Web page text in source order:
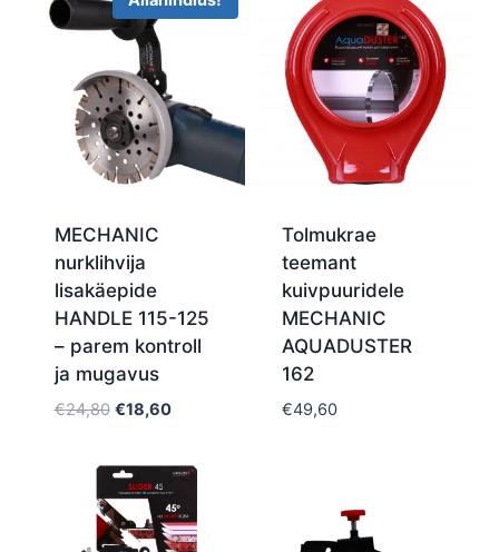
MECHANIC
nurklihvija
lisakäepide
HANDLE 115-125
– parem kontroll
ja mugavus
€24,80 Algne
€24,80.
€18,60Current
Tolmukrae
teemant
kuivpuuridele
MECHANIC
AQUADUSTER
162
€49,60